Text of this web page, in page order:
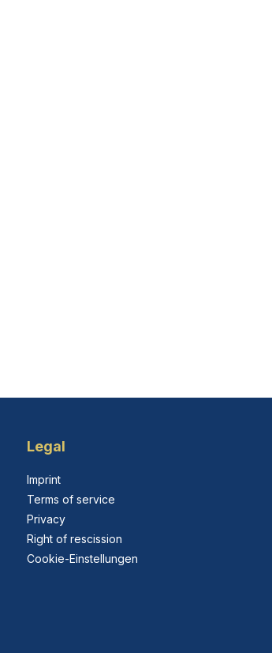
Legal
Imprint
Terms of service
Privacy
Right of rescission
Cookie-Einstellungen